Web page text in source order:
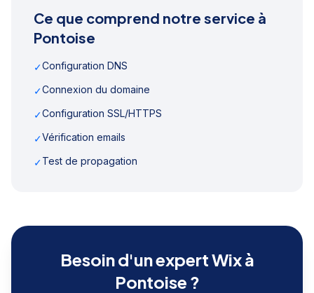
Ce que comprend notre service à
Pontoise
✓Configuration DNS
✓Connexion du domaine
✓Configuration SSL/HTTPS
✓Vérification emails
✓Test de propagation
Besoin d'un expert Wix à
Pontoise ?